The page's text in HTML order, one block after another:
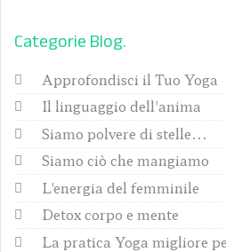
Categorie Blog
Approfondisci il Tuo Yoga
Il linguaggio dell'anima
Siamo polvere di stelle...
Siamo ciò che mangiamo
L'energia del femminile
Detox corpo e mente
La pratica Yoga migliore